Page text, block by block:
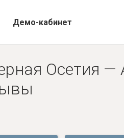
Демо-кабинет
Осетия —